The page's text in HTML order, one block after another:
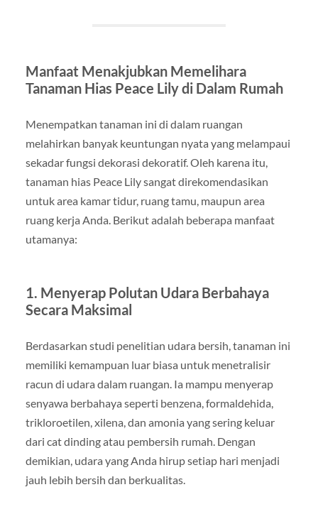
Manfaat Menakjubkan Memelihara
Tanaman Hias Peace Lily di Dalam Rumah
Menempatkan tanaman ini di dalam ruangan
melahirkan banyak keuntungan nyata yang melampaui
sekadar fungsi dekorasi dekoratif. Oleh karena itu,
tanaman hias Peace Lily sangat direkomendasikan
untuk area kamar tidur, ruang tamu, maupun area
ruang kerja Anda. Berikut adalah beberapa manfaat
utamanya:
1. Menyerap Polutan Udara Berbahaya
Secara Maksimal
Berdasarkan studi penelitian udara bersih, tanaman ini
memiliki kemampuan luar biasa untuk menetralisir
racun di udara dalam ruangan. Ia mampu menyerap
senyawa berbahaya seperti benzena, formaldehida,
trikloroetilen, xilena, dan amonia yang sering keluar
dari cat dinding atau pembersih rumah. Dengan
demikian, udara yang Anda hirup setiap hari menjadi
jauh lebih bersih dan berkualitas.